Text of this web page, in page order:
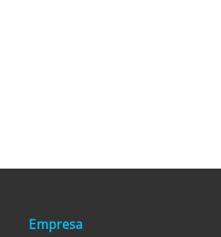
Empresa